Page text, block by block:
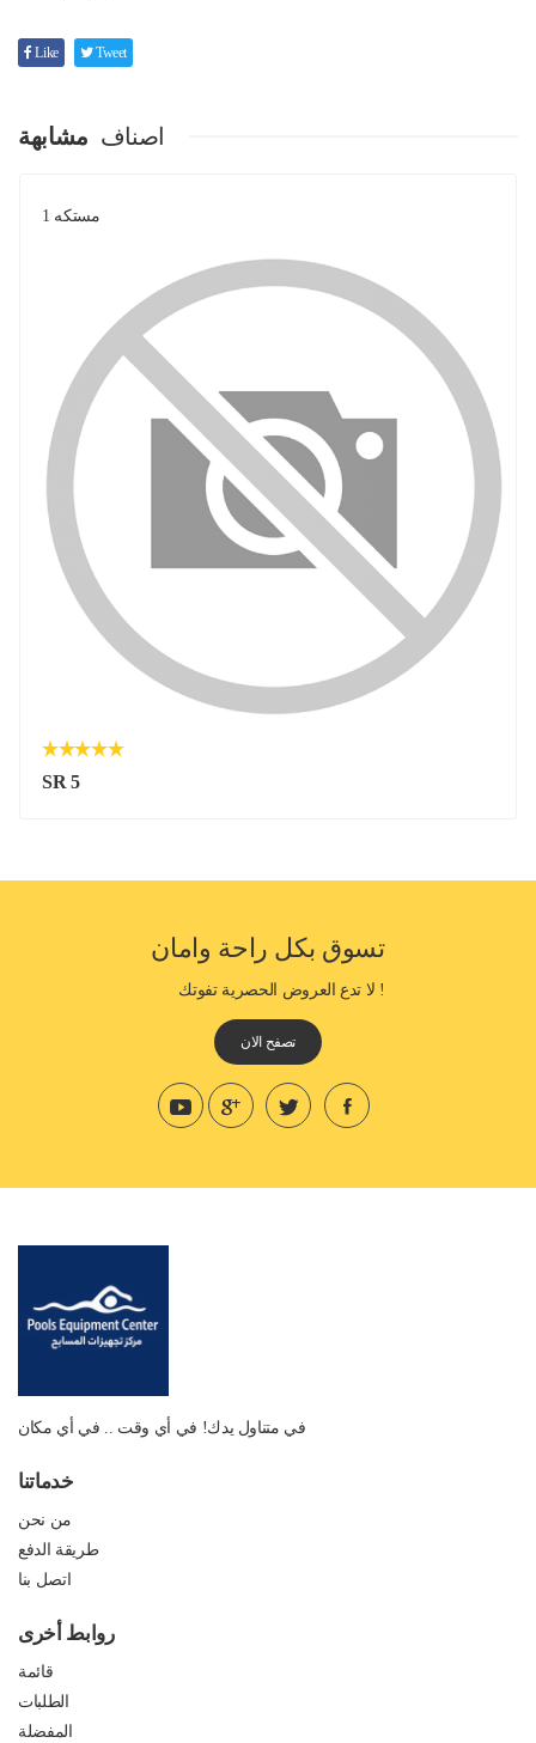
Like Tweet
اصناف مشابهة
مستكه 1
SR 5
تسوق بكل راحة وامان
! لا تدع العروض الحصرية تفوتك
تصفح الان
في متناول يدك! في أي وقت .. في أي مكان
خدماتنا
من نحن
طريقة الدفع
اتصل بنا
روابط أخرى
قائمة
الطلبات
المفضلة